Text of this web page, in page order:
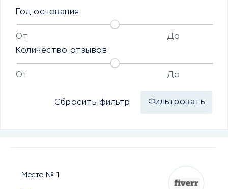
Год основания
От
До
Количество отзывов
От До
Сбросить фильтр
1